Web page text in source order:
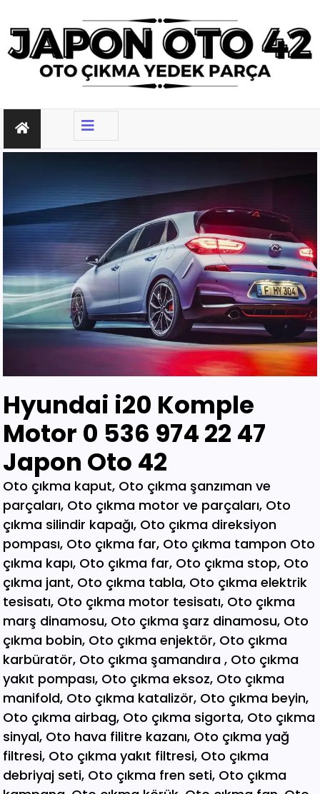
Hyundai i20 Komple
Motor 0 536 974 22 47
Japon Oto 42
Oto çıkma kaput, Oto çıkma şanzıman ve parçaları, Oto çıkma motor ve parçaları, Oto çıkma silindir kapağı, Oto çıkma direksiyon pompası, Oto çıkma far, Oto çıkma tampon Oto çıkma kapı, Oto çıkma far, Oto çıkma stop, Oto çıkma jant, Oto çıkma tabla, Oto çıkma elektrik tesisatı, Oto çıkma motor tesisatı, Oto çıkma marş dinamosu, Oto çıkma şarz dinamosu, Oto çıkma bobin, Oto çıkma enjektör, Oto çıkma karbüratör, Oto çıkma şamandıra , Oto çıkma yakıt pompası, Oto çıkma eksoz, Oto çıkma manifold, Oto çıkma katalizör, Oto çıkma beyin, Oto çıkma airbag, Oto çıkma sigorta, Oto çıkma sinyal, Oto hava filitre kazanı, Oto çıkma yağ filtresi, Oto çıkma yakıt filtresi, Oto çıkma debriyaj seti, Oto çıkma fren seti, Oto çıkma kampana, Oto çıkma körük, Oto çıkma fan, Oto çıkma fan davlumbazı, Oto çıkma soğutucu, Oto çıkma radyatör, Oto çıkma klima kompresörü, Oto çıkma bagaj, Oto çıkma su radyatörünü, Oto çıkma klima radyatörü, Oto çıkma interkol radyatörü, Oto çıkma cam, Oto çıkma çamurluk, Oto çıkma davlumbaz, Oto çıkma güneşlik, Oto çıkma kapı kolu, Oto çıkma kapı saçı, Oto çıkma karter, Oto kesme marşpiyel, Oto çıkma panel, Oto çıkma panjur , Oto çıkma sunroof, Oto çıkma arka tampon, Oto çıkma ön tampon, Oto çıkma ayna, Oto çıkma amartisör, Oto çıkma el freni, Oto çıkma el fren tabancası, Oto çıkma direksiyon simidi, Oto çıkma koltuk, Oto çıkma vites topuzu, Oto çıkma göğüs, Oto çıkma torpido, Oto çıkma kilometre saati, Oto çıkma dingil, Oto çıkma blok, Oto çıkma motor bloğu, Oto çıkma krank, Oto çıkma eksantrik mili, Oto çıkma gaz kelebeği, Oto çıkma kompresör, Oto çıkma mafsal, Oto çıkma motor kulağı, Oto çıkma motor, Oto çıkma piston kolu, Oto çıkma segman, Oto çıkma rulman, Oto çıkma turbo, Oto çıkma yağ pompası, Oto çıkma şanzıman dişlisi, Oto çıkma mafsal, Oto çıkma sekromenç, Oto çıkma türbin, Oto çıkma volant, Oto çıkma aks, Oto çıkma akis, Oto çıkma direksiyon kutusu, Oto çıkma direksiyon mili, Oto çıkma helezyon yayı, Oto çıkma körük, Oto çıkma porya, Oto çıkma sis çerçevesi, Oto çıkma kapı menteşesi, Oto çıkma sis farı, Oto çıkma difaransiyel, Oto çıkma traves, Oto çıkma cam motoru, Oto çıkma sinyal, Oto çıkma cam düğmesi, Oto çıkma kapı döşemesi, Oto çıkma cam kirkosu, Oto çıkma kalorifer kutusu, Oto çıkma beşik, Oto çıkma filtre, Oto çıkma konsül, Oto çıkma tampon demiri, Oto çıkma kapı kilidi, Oto çıkma motor takozu, Oto çıkma kampana, Oto çıkma gösterge paneli, Oto çıkma taşıyıcı, Oto kesme tavan, Oto kesme marşpiyel, Oto kesme çamurluk, Oto kesme yarım arka, Oto çıkma hava akış metresi, Oto çıkma vestenhaouse, Oto çıkma vestibhouse, Oto çıkma park sensörü Oto çıkma kapı fitilleri, Oto çıkma cam düğmesi, Oto çıkma motor takozu, Oto çıkma vites topuzu, Oto çıkma far beyni, Oto çıkma motor beyni, Oto çıkma airbag beyni, Oto çıkma abs beyni, Oto çıkma şanzıman beyni, Oto parça, Oto çıkma yedek parça, Oto oto yedek parça, Oto sigorta kutusu, Oto çıkma su bidonu, Oto çıkma teyp, Oto çıkma cd çalar, Oto çıkma rölanti ayarlayıcı, Oto çıkma kolon kilidi, Oto çıkma kapı kilidi, Oto çıkma kapı iç açma kolu, Oto çıkma kapı çıtası, Oto çıkma tavan çıtası, Oto çıkma krank kasnağı, Oto çıkma eksantrik kasnağı, Oto çıkma alt travers, Oto çıkma arka dingil, Oto çıkma fren merkezi, Oto çıkma imop kutus, Oto çıkma sigorta tablası, Oto çıkma klima ekranı, Oto çıkma vakum, Oto çıkma orta havalandırma, Oto çıkma radyo ekranı, Oto çıkma yağ pompası, Oto çıkma şanzıman kulağı, Oto çıkma debriyaj bilyası, Oto çıkma direksiyon spotu, Oto çıkma direksiyon sargısı, Oto çıkma airbag sargısı, Oto çıkma tesisat kablosu, Oto çıkma klima paneli, Oto çıkma ön kapı, Oto çıkma arka kapı, Oto çıkma baskı balata, Oto çıkma volant, Oto çıkma yedek parça, Oto çıkma parça, Oto oto yedek parça, Oto parça, Çıkma parça, Oto çıkma parçaları, Çıkma parçaları, Oto yedek parça, Oto çıkma şanzıman, Oto çıkma hoparlör, Oto çıkma fren vakum, Oto çıkma map sensösrü, Oto çıkma cam silgi motoru, Oto çıkma cam silgi kolu, Oto çıkma flaşö, Oto çıkma vites levyesi, Oto çıkma turbo basınç Oto çıkma vestinghouse, Oto çıkma gaz pedalı, Oto çıkma su bidonu, Oto çıkma ganister, Oto çıkma tampon braketi, Oto çıkma çamurluk davlumbazı, Oto çıkma el fren teli, Oto çıkma şarj dinamosu, Oto çıkma biel kolu, Oto çıkma hava akış metresi, Oto çıkma eksoz sondası, Oto çıkma emme manifoldu, Oto çıkma fincan, Oto çıkma itici horozlar, Oto çıkma piyano mili, Oto çıkma vites halatı, Oto çıkma tavan döşemesi, Oto çıkma sanroof düğmesi, Oto çıkma sanroof camı, Oto çıkma tavan anteni, Oto çıkma kapı bantları, Oto çıkma kapı soketi, Oto çıkma kapı tesisatı, Oto çıkma koltuk ayar düğmesi, Oto çıkma kapı rayı, Oto çıkma şanzıman dişlisi, Oto çıkma reyil borusu, Oto çıkma buji kablosu, Oto çıkma yağ çubuğu, Oto çıkma distribitör kapağı, Oto çıkma termostat, Oto çıkma map sensörü, Oto çıkma motor kaputu, Oto çıkma kapı nikelajı, Oto çıkma tampon nikelajı, Oto çıkma fren disk, Oto çıkma debriyaj rulmanı, Oto çıkma karbüratör, Oto çıkma eksoz takozu, Oto çıkma körük, Oto çıkma cam su deposu, Oto çıkma genleşme kavanozu, Oto çıkma süspansiyon, Oto çıkma devirdaim hortumu, Oto çıkma travers, Oto çıkma yedek su deposu, Oto çıkma emme manifolt, Oto çıkma kaset çalar, Oto çıkma kapı bandı, Oto çıkma eksantrik horuzu, Oto çıkma xenon far beyni, Oto çıkma tampon ızgarası, Oto çıkma cd çalar, Oto çıkma yakıt deposu, Oto çıkma tampon kaplaması, Oto çıkma kaput mandalı, Oto çıkma el fren düğmesi, Oto çıkma dikiz aynası, Oto çıkma yarım motor, Oto çıkma turbo borusu, Oto çıkma dış ayna, Oto çıkma iç ayna, Oto çıkma tozluk kapağı, Oto çıkma tampon alt bagaliti, Oto çıkma toz kapağı, Oto çıkma parça ankara, Oto çıkma parça İstanbul, Oto çıkma parça adana, Oto çıkma parça elağzı, Oto çıkma parça izmir, Oto çıkma parça bursa, Oto çıkma parça Eskişehir, Oto çıkma parça kayseri, Oto çıkma parça Diyarbakır, Oto çıkma parça Şanlıurfa, Oto çıkma parça,Gaziantep Oto çıkma parça ağrı, Oto çıkma parça konya, Oto çıkma parça Yozgat, Oto çıkma parça Nevşehir, Oto çıkma parça Niğde, Oto çıkma parça Antaly, Oto çıkma parça malatya, Oto çıkma parça mardin, Oto çıkma parça van, Oto çıkma parça hakkari, Oto çıkma parça,Erzurum Oto çıkma parça sivas, Oto çıkma parça Trabzon, Oto çıkma parça çorum, Oto çıkma parça samsun, Oto çıkma parça bolu, Oto çıkma parça afyon, Oto parça, Oto yedek parça, Oto oto yedek parça, Oto parçaları, Oto çıkmacı,yıldız sanayi sitesi ostim,otomobil yedek parça, çıkma parça oto yedek parça, Oto çıkma parça Oto parça, Oto çıkma parça , çıkma Oto parça,Adana Oto Çıkma Parça , Adıyaman Oto Çıkma Parça Afyon Oto Çıkma Parça Ağrı Oto Çıkma Parça Aksaray Oto Çıkma Parça Amasya Oto Çıkma Parça Ankara Oto Çıkma Parça Antalya Oto Çıkma Parça Ardahan Oto Çıkma Parça Artvin Oto Çıkma Parça Aydın Oto Çıkma Parça Balıkesir Oto Çıkma Parça Bartın Oto Çıkma Parça Batman Oto Çıkma Parça Bayburt Oto Çıkma Parça Bilecik Oto Çıkma Parça Bingöl Oto Çıkma Parça Bitlis Oto Çıkma Parça Bolu Oto Çıkma Parça Bursa Oto Çıkma Parça Çanakkale Oto Çıkma Parça Çankırı Oto Çıkma Parça Çorum Oto Çıkma Parça Denizli Oto Çıkma Parça Diyarbakır Oto Çıkma Parça Düzce Oto Çıkma Parça Edirne Oto Çıkma Parça Elazığ Oto Çıkma Parça Erzincan Oto Çıkma Parça Erzurum Oto Çıkma Parça Eskişehir Oto Çıkma Parça Gaziantep Oto Çıkma Parça Giresun Oto Çıkma Parça Gümüşhane Oto Çıkma Parça Hakkari Oto Çıkma Parça Hatay Oto Çıkma Parça Iğdır Oto Çıkma Parça Isparta Oto Çıkma Parça İstanbul Oto Çıkma Parça İzmir Oto Çıkma Parça Kahramanmaraş Oto Çıkma Karabük Oto Çıkma Parça Karaman Oto Çıkma Parça Kars Oto Çıkma Parça Kastamonu Oto Çıkma Parça Kayseri Oto Çıkma Parça Kilis Oto Çıkma Parça Kırıkkale Oto Çıkma Parça Kırklareli Oto Çıkma Parça Kırşehir Oto Çıkma Parça Kocaeli Oto Çıkma Parça Konya Oto Çıkma Parça Kütahya Oto Çıkma Parça Malatya Oto Çıkma Parça Manisa Yedek Parça Mardin Oto Çıkma Parça Mersin Oto Çıkma Parça Muğla Oto Çıkma Parça Nevşehir Oto Çıkma Parça Niğde Oto Çıkma Parça Ordu Oto Çıkma Parça Osmaniye Oto Çıkma Parça Rize Oto Çıkma Parça Sakarya Oto Çıkma Parça Samsun Oto Çıkma Parça Şanlıurfa Oto Çıkma Parça Siirt Oto Çıkma Parça Sinop Oto Çıkma Parça Şırnak Oto Çıkma Parça Sivas Oto Çıkma Parça Oto Çıkma Parça Tekirdağ Oto Çıkma Parça Tokat Oto Çıkma Parça Trabzon Oto Çıkma Parça Tunceli Oto Çıkma Parça Uşak Oto Çıkma Parça Van Oto Çıkma Parça Yalova Oto Çıkma Parça Yozgat Oto Çıkma Parça Zonguldak Oto Çıkma Parça Online Oto Çıkma Parça Düzce Oto Çıkma Parça Osmaniye Oto Çıkma Parça Kilis Oto Çıkma Parça Karabük Oto Çıkma Parça Yalova Oto Çıkma Parça Iğdır Oto Çıkma Parça Ardahan Oto Çıkma Parça Bartın Oto Çıkma Parça Şırnak Oto Çıkma Parça Adana Oto Çıkma yedek Parça Adıyaman Oto Çıkma yedek Afyon Oto Çıkma yedek Parça Ağrı Oto Çıkma yedek Parça Aksaray Oto Çıkma yedek Parça Amasya Oto Çıkma yedek Parça Ankara Oto Çıkma yedek Parça Antalya Oto Çıkma yedek Parça Ardahan Oto Çıkma yedek Parça Artvin Oto Çıkma yedek Parça Aydın Oto Çıkma yedek Parça Balıkesir Oto Çıkma yedek Parça Bartın Oto Çıkma yedek Parça Batman Oto Çıkma yedek Parça Bayburt Oto Çıkma yedek Parça Bilecik Oto Çıkma yedek Parça Bingöl Oto Çıkma yedek Parça Bitlis Oto Çıkma yedek Parça Bolu Oto Çıkma yedek Parça Bursa Oto Çıkma yedek Parça Çanakkale Oto Çıkma yedek Çankırı Oto Çıkma yedek Parça Çorum Oto Çıkma yedek Parça Denizli Oto Çıkma yedek Parça Diyarbakır Oto Çıkma yedek Düzce Oto Çıkma yedek Parça Edirne Oto Çıkma yedek Parça Elazığ Oto Çıkma yedek Parça Erzincan Oto Çıkma yedek Parça Erzurum Oto Çıkma yedek Parça Eskişehir Oto Çıkma yedek Parça Gaziantep Oto Çıkma yedek Giresun Oto Çıkma yedek Parça Gümüşhane Oto Çıkma yedek Hakkari Oto Çıkma yedek Parça Hatay Oto Çıkma yedek Parça Iğdır Oto Çıkma yedek Parça Isparta Oto Çıkma yedek Parça İstanbul Oto Çıkma yedek Parça İzmir Oto Çıkma yedek Parça Kahramanmaraş Oto Çıkma Karabük Oto Çıkma yedek Parça Karaman Oto Çıkma yedek Parça Kars Oto Çıkma yedek Parça Kastamonu Oto Çıkma yedek Kayseri Oto Çıkma yedek Parça Kilis Oto Çıkma yedek Parça Oto Çıkma Şarj Dinamosu, Oto Çıkma Taban Döşemeleri, Tekirdağ O